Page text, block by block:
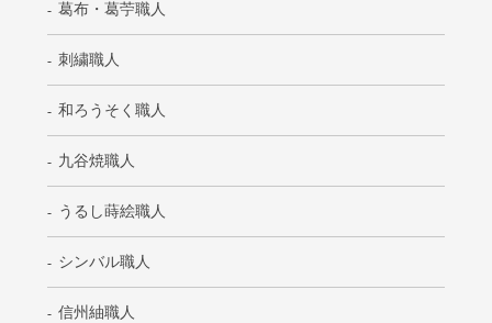
葛布・葛苧職人
刺繍職人
和ろうそく職人
九谷焼職人
うるし蒔絵職人
シンバル職人
信州紬職人